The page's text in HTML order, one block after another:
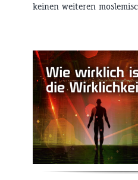
keinen weiteren